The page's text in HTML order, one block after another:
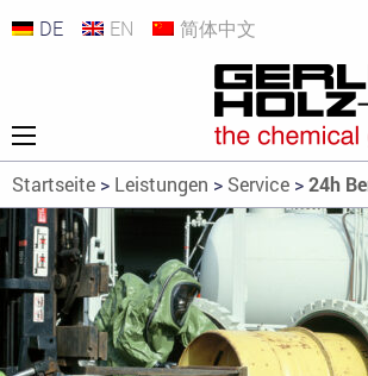
DE EN 简体中文
Startseite > Leistungen > Service >24h